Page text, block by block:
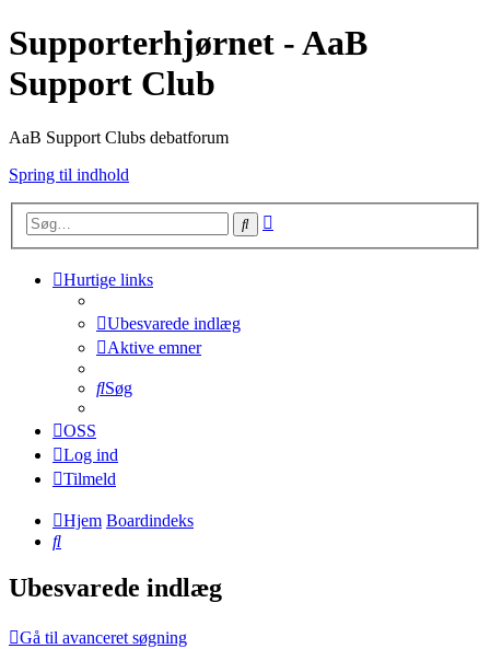
Supporterhjørnet - AaB
Support Club
AaB Support Clubs debatforum
Spring til indhold
Søg
Hurtige links
Ubesvarede indlæg
Aktive emner
Søg
OSS
Log ind
Tilmeld
Hjem Boardindeks
Søg
Ubesvarede indlæg
Gå til avanceret søgning